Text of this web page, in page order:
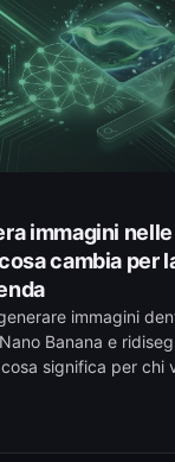
immagini nelle
cambia per
immagini
Banana e
significa per chi